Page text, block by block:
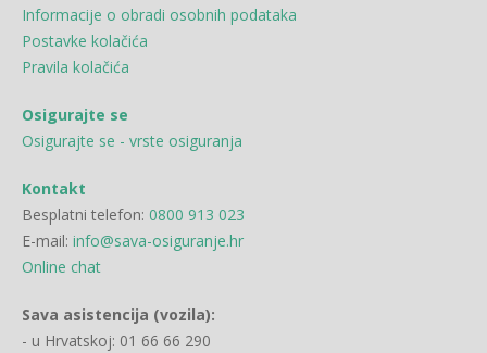
Informacije o obradi osobnih podataka
Postavke kolačića
Pravila kolačića
Osigurajte se
Osigurajte se - vrste osiguranja
Kontakt
Besplatni telefon: 0800 913 023
E-mail: info@sava-osiguranje.hr
Online chat
Sava asistencija (vozila):
- u Hrvatskoj: 01 66 66 290